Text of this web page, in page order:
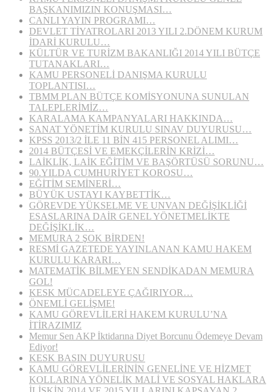
BAŞKANIMIZIN KONUŞMASI…
CANLI YAYIN PROGRAMI…
DEVLET TİYATROLARI 2013 YILI 2.DÖNEM KURUM
İDARİ KURULU…
KÜLTÜR VE TURİZM BAKANLIĞI 2014 YILI BÜTÇE
TUTANAKLARI…
KAMU PERSONELİ DANIŞMA KURULU
TOPLANTISI…
TBMM PLAN BÜTÇE KOMİSYONUNA SUNULAN
TALEPLERİMİZ…
KARALAMA KAMPANYALARI HAKKINDA…
SANAT YÖNETİM KURULU SINAV DUYURUSU…
KPSS 2013/2 İLE 11 BİN 415 PERSONEL ALIMI…
2014 BÜTÇESİ VE EMEKÇİLERİN KRİZİ…
LAİKLİK, LAİK EĞİTİM VE BAŞÖRTÜSÜ SORUNU…
90.YILDA CUMHURİYET KOROSU…
EĞİTİM SEMİNERİ…
BÜYÜK USTAYI KAYBETTİK…
GÖREVDE YÜKSELME VE UNVAN DEĞİŞİKLİĞİ
ESASLARINA DAİR GENEL YÖNETMELİKTE
DEĞİŞİKLİK…
MEMURA 2 ŞOK BİRDEN!
RESMİ GAZETEDE YAYINLANAN KAMU HAKEM
KURULU KARARI…
MATEMATİK BİLMEYEN SENDİKADAN MEMURA
GOL!
KESK MÜCADELEYE ÇAĞIRIYOR…
ÖNEMLİ GELİŞME!
KAMU GÖREVLİLERİ HAKEM KURULU’NA
İTİRAZIMIZ
Memur Sen AKP İktidarına Diyet Borcunu Ödemeye Devam
Ediyor!
KESK BASIN DUYURUSU
KAMU GÖREVLİLERİNİN GENELİNE VE HİZMET
KOLLARINA YÖNELİK MALİ VE SOSYAL HAKLARA